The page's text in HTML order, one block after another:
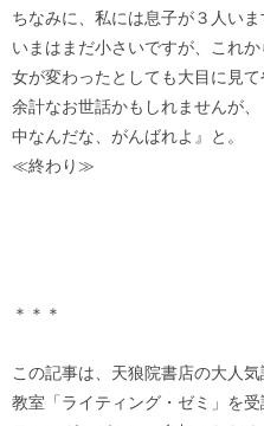
ちなみに、私には息子が３人いま
いまはまだ小さいですが、これ
女が変わったとしても大目に見て
余計なお世話かもしれませんが
中なんだな、がんばれよ』と。
≪終わり≫
＊＊＊
この記事は、天狼院書店の大人
教室「ライティング・ゼミ」を